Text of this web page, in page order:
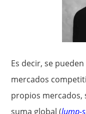
Es decir, se
mercados
propios mercados,
suma global (lump-